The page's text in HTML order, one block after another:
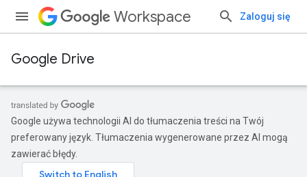
Workspace Zaloguj się
Google Drive
Google używa technologii AI do tłumaczenia treści na Twój
preferowany język. Tłumaczenia wygenerowane przez AI mogą
zawierać błędy.